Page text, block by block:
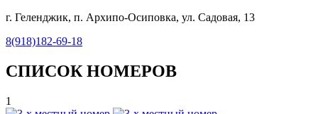
г. Геленджик, п. Архипо-Осиповка, ул. Садовая, 13
8(918)182-69-18
СПИСОК НОМЕРОВ
1